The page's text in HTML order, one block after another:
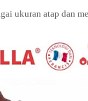
ukuran atap dan